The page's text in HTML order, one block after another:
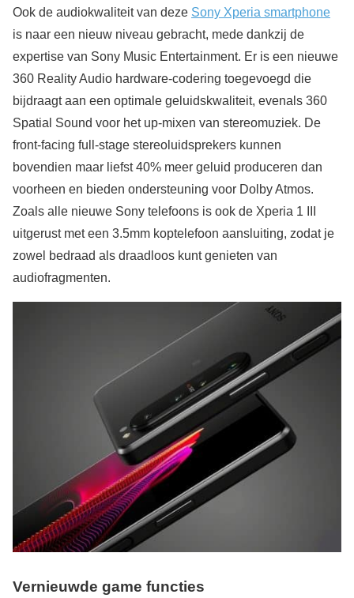
Ook de audiokwaliteit van deze Sony Xperia smartphone
is naar een nieuw niveau gebracht, mede dankzij de
expertise van Sony Music Entertainment. Er is een nieuwe
360 Reality Audio hardware-codering toegevoegd die
bijdraagt aan een optimale geluidskwaliteit, evenals 360
Spatial Sound voor het up-mixen van stereomuziek. De
front-facing full-stage stereoluidsprekers kunnen
bovendien maar liefst 40% meer geluid produceren dan
voorheen en bieden ondersteuning voor Dolby Atmos.
Zoals alle nieuwe Sony telefoons is ook de Xperia 1 III
uitgerust met een 3.5mm koptelefoon aansluiting, zodat je
zowel bedraad als draadloos kunt genieten van
audiofragmenten.
Vernieuwde game functies